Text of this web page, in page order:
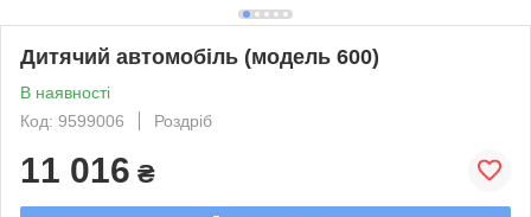
Дитячий автомобіль (модель 600)
В наявності
Код: 9599006
Роздріб
11 016 ₴